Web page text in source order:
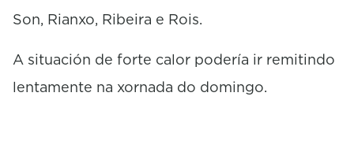
Son, Rianxo, Ribeira e Rois.
A situación de forte calor podería ir remitindo
lentamente na xornada do domingo.